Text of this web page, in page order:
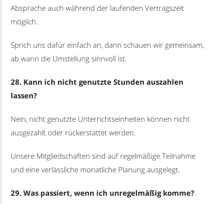
Absprache auch während der laufenden Vertragszeit
möglich.
Sprich uns dafür einfach an, dann schauen wir gemeinsam,
ab wann die Umstellung sinnvoll ist.
28. Kann ich nicht genutzte Stunden auszahlen
lassen?
Nein, nicht genutzte Unterrichtseinheiten können nicht
ausgezahlt oder rückerstattet werden.
Unsere Mitgliedschaften sind auf regelmäßige Teilnahme
und eine verlässliche monatliche Planung ausgelegt.
29. Was passiert, wenn ich unregelmäßig komme?